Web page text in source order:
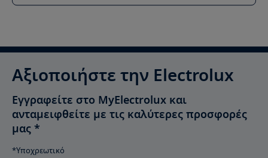
Αξιοποιήστε την Electrolux
Εγγραφείτε στο MyElectrolux και
ανταμειφθείτε με τις καλύτερες προσφορές
μας*
*Υποχρεωτικό